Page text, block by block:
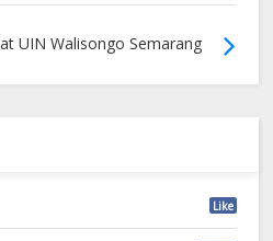
UIN Walisongo Semarang
Like